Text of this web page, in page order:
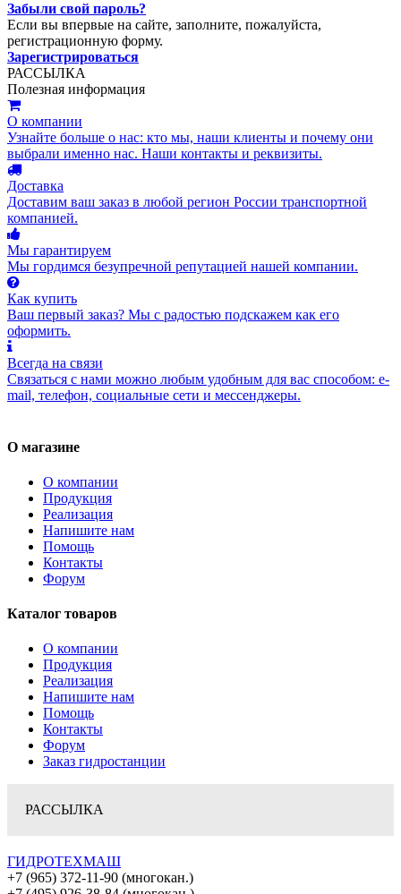
Забыли свой пароль?
Если вы впервые на сайте, заполните, пожалуйста,
регистрационную форму.
Зарегистрироваться
РАССЫЛКА
Полезная информация
О компании
Узнайте больше о нас: кто мы, наши клиенты и почему они
выбрали именно нас. Наши контакты и реквизиты.
Доставка
Доставим ваш заказ в любой регион России транспортной
компанией.
Мы гарантируем
Мы гордимся безупречной репутацией нашей компании.
Как купить
Ваш первый заказ? Мы с радостью подскажем как его
оформить.
Всегда на связи
Связаться с нами можно любым удобным для вас способом: e-
mail, телефон, социальные сети и мессенджеры.
О магазине
О компании
Продукция
Реализация
Напишите нам
Помощь
Контакты
Форум
Каталог товаров
О компании
Продукция
Реализация
Напишите нам
Помощь
Контакты
Форум
Заказ гидростанции
РАССЫЛКА
ГИДРОТЕХМАШ
+7 (965) 372-11-90 (многокан.)